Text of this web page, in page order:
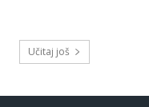
Učitaj još